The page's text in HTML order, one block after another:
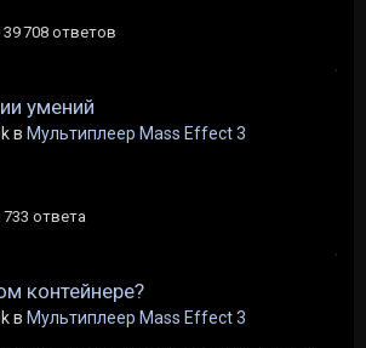
39 708 ответов
умений
в Мультиплеер Mass Effect 3
733 ответа
контейнере?
в Мультиплеер Mass Effect 3